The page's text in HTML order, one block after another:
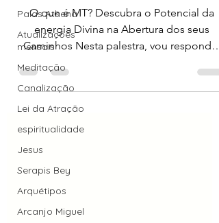
Palas Athena
Atualizações
mensais
Meditação
Canalização
Lei da Atração
espiritualidade
Jesus
Serapis Bey
Arquétipos
Arcanjo Miguel
O que é MT? Descubra o Potencial da
energia Divina na Abertura dos seus
Caminhos Nesta palestra, vou responder
uma pergunta que chega...